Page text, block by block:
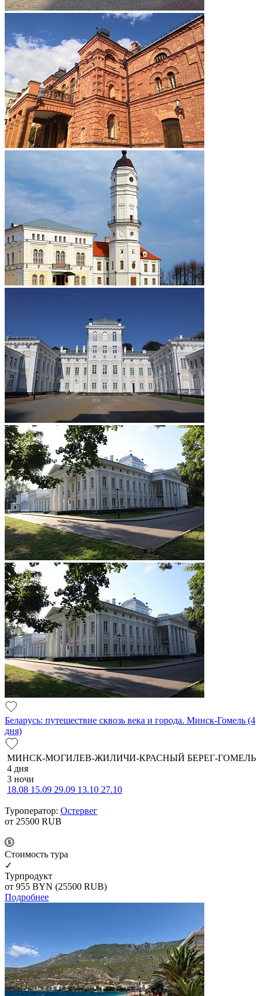
Беларусь: путешествие сквозь века и города. Минск-Гомель (4
дня)
МИНСК-МОГИЛЕВ-ЖИЛИЧИ-КРАСНЫЙ БЕРЕГ-ГОМЕЛЬ
4 дня
3 ночи
18.08 15.09 29.09 13.10 27.10
Туроператор: Остервег
от 25500 RUB
Cтоимость тура
✓
Турпродукт
от 955 BYN (25500 RUB)
Подробнее